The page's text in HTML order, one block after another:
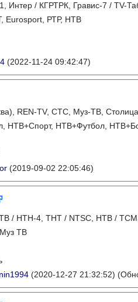
Интер / КГРТРК, Гравис-7 / TV-
Eurosport, РТР, НТВ
(2022-11-24 09:42:47)
REN-TV, СТС, Муз-ТВ,
НТВ+Спорт, НТВ+Футбол,
(2019-09-02 22:05:46)
/ НТН-4, ТНТ / NTSC, НТВ /
ТВ
(2020-12-27 21:32:52)